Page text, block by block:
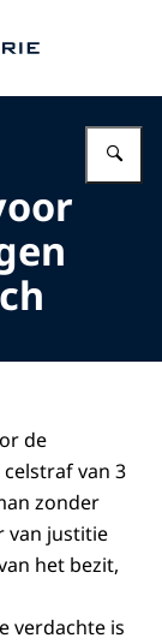
de
van 3
zonder
van justitie
het bezit,
verdachte is